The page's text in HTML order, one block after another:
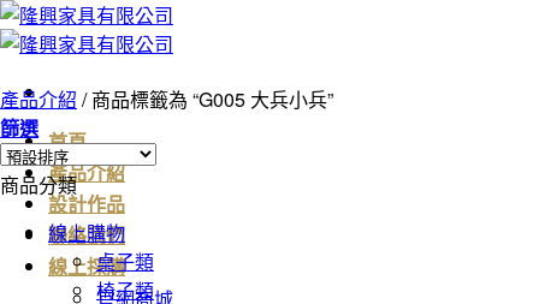
Skip
to
首頁
產品介紹
設計作品
聯絡我們
線上採購
產品介紹 /商品標籤為 “G005 大兵小兵”
篩選
商品分類
線上購物
桌子類
椅子類